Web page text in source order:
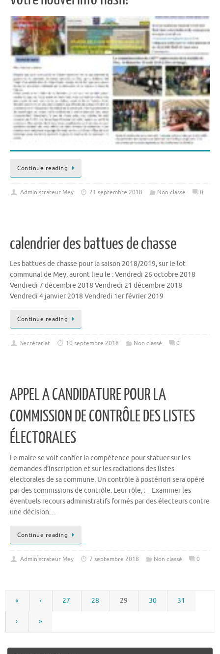
Continue reading
Administrateur Mey 21 septembre 2018 Non classé 0
calendrier des battues de chasse
Les battues de chasse pour la saison 2018/2019, sur le lot
communal de Mey, auront lieu le : Vendredi 26 octobre 2018
Vendredi 7 décembre 2018 Vendredi 21 décembre 2018
Vendredi 4 janvier 2018 Vendredi 1er février 2019
Continue reading
Secrétariat 10 septembre 2018 Non classé 0
APPEL A CANDIDATURE POUR LA
COMMISSION DE CONTRÔLE DES LISTES
ÉLECTORALES
Le maire se voit confier la compétence pour statuer sur les
demandes d’inscription et sur les radiations des listes
électorales de sa commune. Un contrôle à postériori sera opéré
par des commissions de contrôle. Leur rôle, : _ Examiner les
éventuels recours administratifs formés par des électeurs contre
une décision…
Continue reading
Administrateur Mey 7 septembre 2018 Non classé 0
« ‹ 27 28 29 30 31
› »